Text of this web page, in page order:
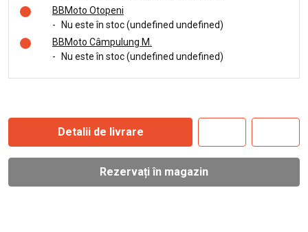
BBMoto Otopeni
-
Nu este în stoc (undefined undefined)
BBMoto Câmpulung M.
-
Nu este în stoc (undefined undefined)
Detalii de livrare
Rezervați în magazin